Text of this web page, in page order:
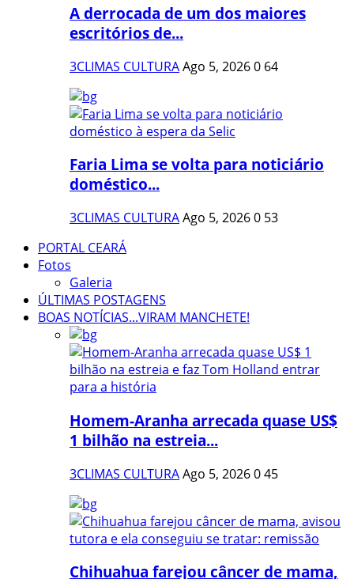
A derrocada de um dos maiores
escritórios de...
3CLIMAS CULTURAAgo 5, 20260 64
Faria Lima se volta para noticiário
doméstico...
3CLIMAS CULTURAAgo 5, 20260 53
PORTAL CEARÁ
Fotos
Galeria
ÚLTIMAS POSTAGENS
BOAS NOTÍCIAS...VIRAM MANCHETE!
Homem-Aranha arrecada quase US$
1 bilhão na estreia...
3CLIMAS CULTURAAgo 5, 2026045
Chihuahua farejou câncer de mama,